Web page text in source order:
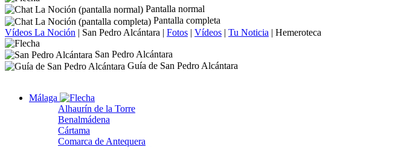
Pantalla normal
Pantalla completa
Vídeos La Noción | San Pedro Alcántara | Fotos | Vídeos | Tu Noticia | Hemeroteca
San Pedro Alcántara
Guía de San Pedro Alcántara
Málaga
Alhaurín de la Torre
Benalmádena
Cártama
Comarca de Antequera